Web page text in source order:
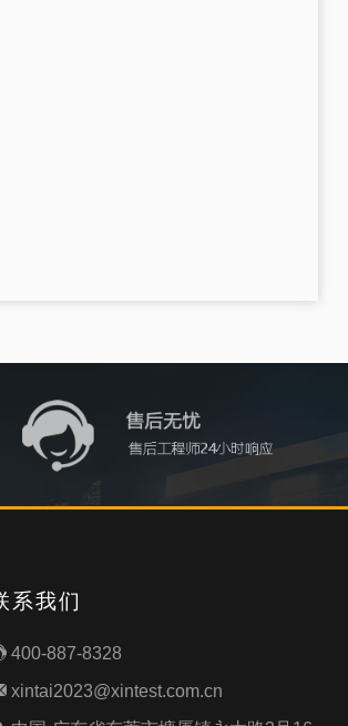
系我们
400-887-8328
xintai2023@xintest.com.cn